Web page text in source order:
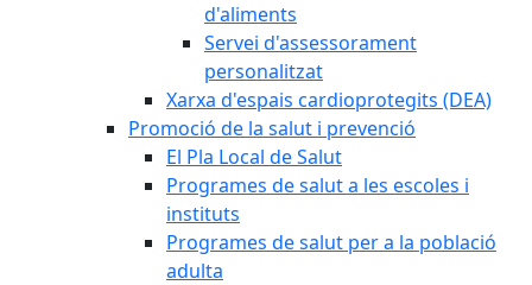
d'aliments
Servei d'assessorament
personalitzat
Xarxa d'espais cardioprotegits (DEA)
Promoció de la salut i prevenció
El Pla Local de Salut
Programes de salut a les escoles i
instituts
Programes de salut per a la població
adulta